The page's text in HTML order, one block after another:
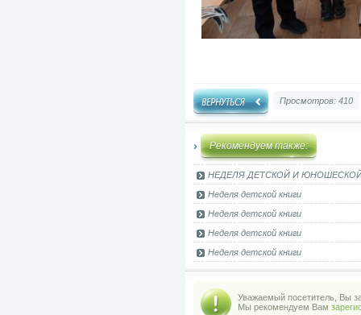
Просмотров: 410
Рекомендуем также:
НЕДЕЛЯ ДЕТСКОЙ И
Неделя детской книги
Неделя детской книги
Неделя детской книги
Неделя детской книги
Уважаемый посетитель, Вы
Мы рекомендуем Вам